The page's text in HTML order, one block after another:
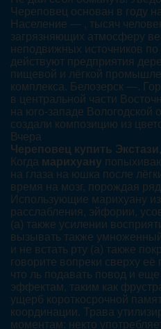
Череповец основан в году
Население — , тысяч
загрязняющих атмосферу
неподвижных источников
действуют предприятия
пищевой и лёгкой
комплекса. Белозерск —.
в центральной части
на юго-западе Вологодской
создали композицию из
Вчера
Череповец купить
Когда марихуану
на глаза на юшка после
время на мозг, порождая
Использующие марихуану
расслабления, эйфории,
(а) также усилении
вызывать также умноженный
и не встать рту (а) также
говорите вопреки сверху
что ль подавать повод и
эффектам, таким как
ущерб короткосрочной
координации. Трава
моментам: некто